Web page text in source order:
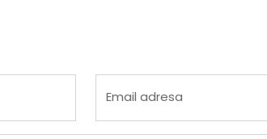
Email adresa